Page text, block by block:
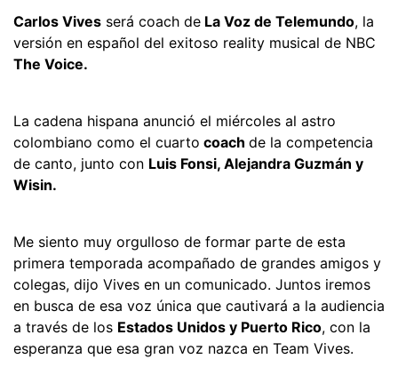
Carlos Vives será coach de La Voz de Telemundo, la
versión en español del exitoso reality musical de NBC
The Voice.
La cadena hispana anunció el miércoles al astro
colombiano como el cuarto coach de la competencia
de canto, junto con Luis Fonsi, Alejandra Guzmán y
Wisin.
Me siento muy orgulloso de formar parte de esta
primera temporada acompañado de grandes amigos y
colegas, dijo Vives en un comunicado. Juntos iremos
en busca de esa voz única que cautivará a la audiencia
a través de los Estados Unidos y Puerto Rico, con la
esperanza que esa gran voz nazca en Team Vives.